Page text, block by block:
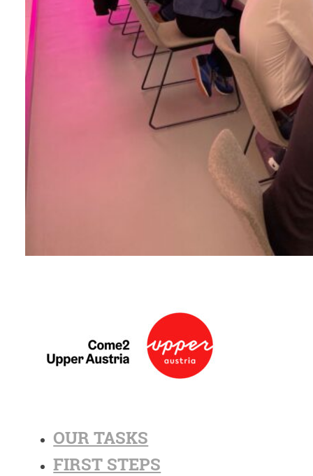
OUR TASKS
FIRST STEPS